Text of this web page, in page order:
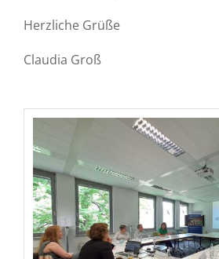
Herzliche Grüße
Claudia Groß